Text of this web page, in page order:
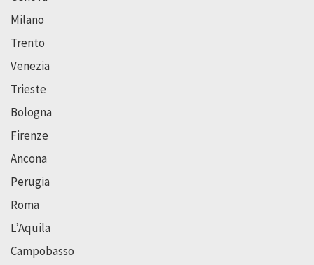
Milano
Trento
Venezia
Trieste
Bologna
Firenze
Ancona
Perugia
Roma
L’Aquila
Campobasso